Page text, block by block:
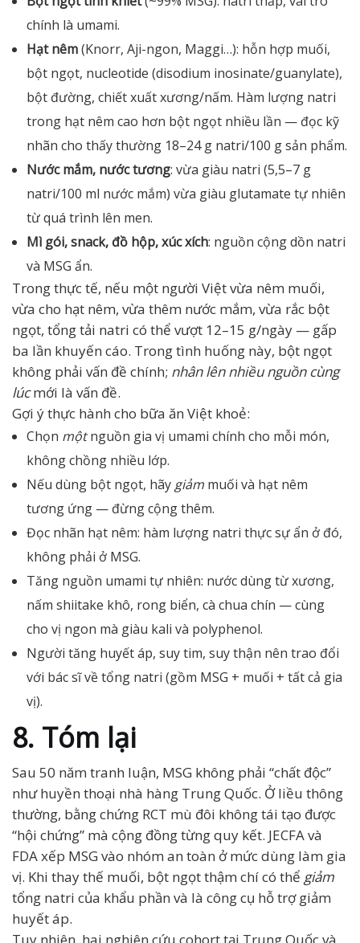
chính là umami.
Hạt nêm(Knorr, Aji-ngon, Maggi…): hỗn hợp muối,
bột ngọt, nucleotide (disodium inosinate/guanylate),
bột đường, chiết xuất xương/nấm. Hàm lượng natri
trong hạt nêm cao hơn bột ngọt nhiều lần — đọc kỹ
nhãn cho thấy thường 18–24 g natri/100 g sản phẩm.
Nước mắm, nước tương: vừa giàu natri (5,5–7 g
natri/100 ml nước mắm) vừa giàu glutamate tự nhiên
từ quá trình lên men.
Mì gói, snack, đồ hộp, xúc xích: nguồn cộng dồn natri
và MSG ẩn.
Trong thực tế, nếu một người Việt vừa nêm muối,
vừa cho hạt nêm, vừa thêm nước mắm, vừa rắc bột
ngọt, tổng tải natri có thể vượt 12–15 g/ngày — gấp
ba lần khuyến cáo. Trong tình huống này, bột ngọt
không phải vấn đề chính; nhân lên nhiều nguồn cùng
lúcmới là vấn đề.
Gợi ý thực hành cho bữa ăn Việt khoẻ:
Chọn mộtnguồn gia vị umami chính cho mỗi món,
không chồng nhiều lớp.
Nếu dùng bột ngọt, hãy giảm muối và hạt nêm
tương ứng — đừng cộng thêm.
Đọc nhãn hạt nêm: hàm lượng natri thực sự ẩn ở đó,
không phải ở MSG.
Tăng nguồn umami tự nhiên: nước dùng từ xương,
nấm shiitake khô, rong biển, cà chua chín — cùng
cho vị ngon mà giàu kali và polyphenol.
Người tăng huyết áp, suy tim, suy thận nên trao đổi
với bác sĩ về tổng natri (gồm MSG + muối + tất cả gia
vị).
8. Tóm lại
Sau 50 năm tranh luận, MSG không phải “chất độc”
như huyền thoại nhà hàng Trung Quốc. Ở liều thông
thường, bằng chứng RCT mù đôi không tái tạo được
“hội chứng” mà cộng đồng từng quy kết. JECFA và
FDA xếp MSG vào nhóm an toàn ở mức dùng làm gia
vị. Khi thay thế muối, bột ngọt thậm chí có thể giảm
tổng natri của khẩu phần và là công cụ hỗ trợ giảm
huyết áp.